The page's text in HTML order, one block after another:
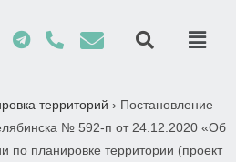
территорий › Постановление
№ 592-п от 24.12.2020 «Об
по планировке территории (проект